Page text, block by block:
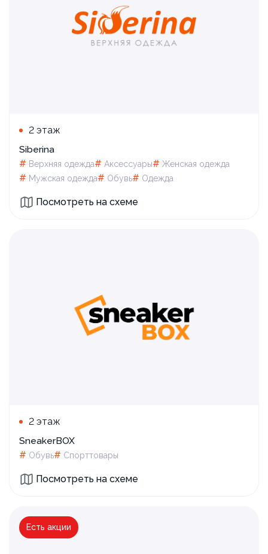
2 этаж
Siberina
# Верхняя одежда# Аксессуары# Женская одежда
# Мужская одежда# Обувь# Одежда
Посмотреть на схеме
2 этаж
SneakerBOX
# Обувь# Спорттовары
Посмотреть на схеме
Есть акции